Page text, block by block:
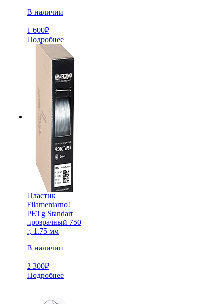
В наличии
1 600₽
Подробнее
Пластик
Filamentarno!
PETg Standart
прозрачный 750
г, 1.75 мм
В наличии
2 300₽
Подробнее